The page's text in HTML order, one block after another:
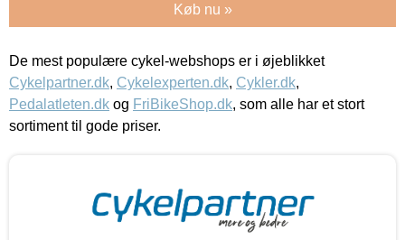
Køb nu »
De mest populære cykel-webshops er i øjeblikket
Cykelpartner.dk, Cykelexperten.dk, Cykler.dk,
Pedalatleten.dk og FriBikeShop.dk, som alle har et stort
sortiment til gode priser.